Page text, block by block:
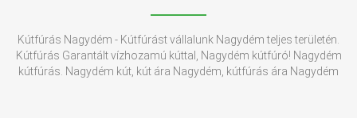
Kútfúrás Nagydém - Kútfúrást vállalunk Nagydém teljes területén.
Kútfúrás Garantált vízhozamú kúttal, Nagydém kútfúró! Nagydém
kútfúrás. Nagydém kút, kút ára Nagydém, kútfúrás ára Nagydém